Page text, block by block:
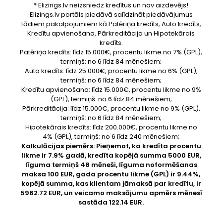
* Elizings.lv neizsniedz kredītus un nav aizdevējs!
Elizings.lv portāls piedāvā salīdzināt piedāvājumus
tādiem pakalpojumiem kā Patēriņa kredīts, Auto kredīts,
Kredītu apvienošana, Pārkreditācija un Hipotekārais
kredīts.
Patēriņa kredīts: līdz 15.000€, procentu likme no 7% (GPL),
termiņš: no 6 līdz 84 mēnešiem;
Auto kredīts: līdz 25.000€, procentu likme no 6% (GPL),
termiņš: no 6 līdz 84 mēnešiem;
Kredītu apvienošana: līdz 15.000€, procentu likme no 9%
(GPL), termiņš: no 6 līdz 84 mēnešiem;
Pārkreditācija: līdz 15.000€, procentu likme no 9% (GPL),
termiņš: no 6 līdz 84 mēnešiem;
Hipotekārais kredīts: līdz 200.000€, procentu likme no
4% (GPL), termiņš: no 6 līdz 240 mēnešiem;
Kalkulācijas piemērs:Pieņemot, ka kredīta procentu
likme ir 7.9% gadā, kredīta kopējā summa 5000 EUR,
līguma termiņš 48 mēneši, līguma noformēšanas
maksa 100 EUR, gada procentu likme (GPL) ir 9.44%,
kopējā summa, kas klientam jāmaksā par kredītu, ir
5962.72 EUR, un veicamo maksājumu apmērs mēnesī
sastāda 122.14 EUR.